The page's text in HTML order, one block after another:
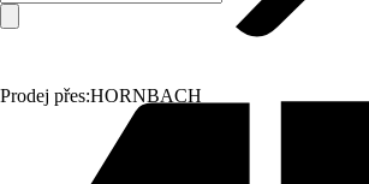
Prodej přes:HORNBACH